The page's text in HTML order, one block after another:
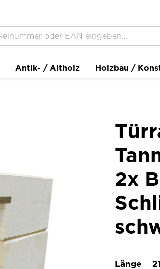
Antik- / Altholz Holzbau /
2x
Länge